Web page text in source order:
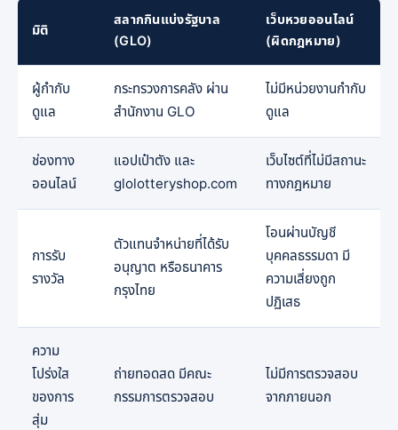
มิติ
สลากกินแบ่งรัฐบาล
(GLO)
เว็บหวยออนไลน์
(ผิดกฎหมาย)
ผู้กำกับ
ดูแล
กระทรวงการคลัง ผ่าน
สำนักงาน GLO
ไม่มีหน่วยงานกำกับ
ดูแล
ช่องทาง
ออนไลน์
แอปเป๋าตัง และ
glolotteryshop.com
เว็บไซต์ที่ไม่มีสถานะ
ทางกฎหมาย
การรับ
รางวัล
ตัวแทนจำหน่ายที่ได้รับ
อนุญาต หรือธนาคาร
กรุงไทย
โอนผ่านบัญชี
บุคคลธรรมดา มี
ความเสี่ยงถูก
ปฏิเสธ
ความ
โปร่งใส
ของการ
สุ่ม
ถ่ายทอดสด มีคณะ
กรรมการตรวจสอบ
ไม่มีการตรวจสอบ
จากภายนอก